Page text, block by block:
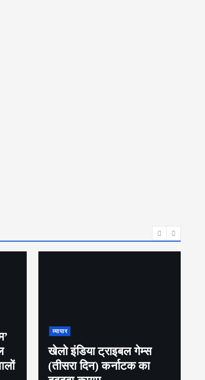
तुगलकी फ़रमान, अब बिना
सूचना शादी, जन्मदिन में 100
मेहमान नहीं बुला सकते लगेगा